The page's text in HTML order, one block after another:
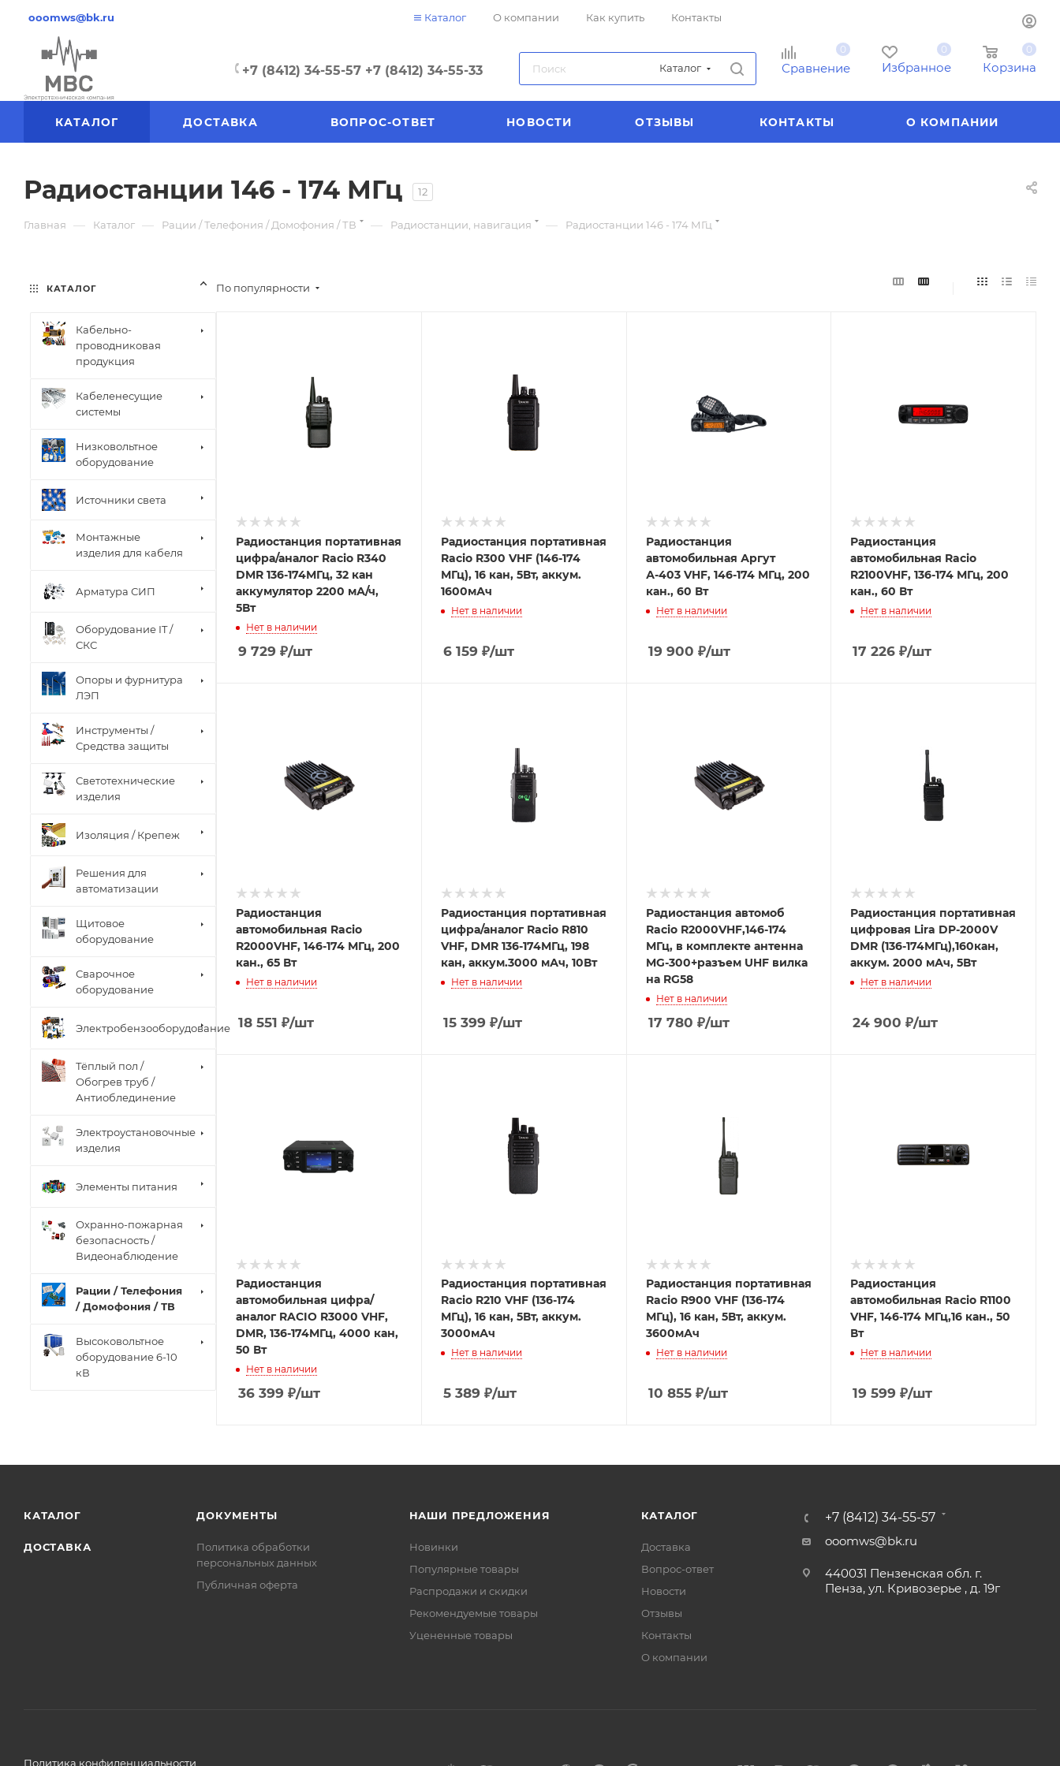
ooomws@bk.ru Каталог О компании Как купить Контакты
+7 (8412) 34-55-57 +7 (8412) 34-55-33 Каталог
0
Сравнение
0
Избранное
0
Корзина
КАТАЛОГ ДОСТАВКА ВОПРОС-ОТВЕТ НОВОСТИ ОТЗЫВЫ КОНТАКТЫ О КОМПАНИИ
Радиостанции 146 - 174 МГц 12
Главная — Каталог — Рации / Телефония / Домофония / ТВ — Радиостанции, навигация — Радиостанции 146 - 174 МГц
По популярности
Радиостанция портативная
цифра/аналог Racio R340
DMR 136-174МГц, 32 кан
аккумулятор 2200 мА/ч,
5Вт
Нет в наличии
9 729 ₽/шт
Радиостанция портативная
Racio R300 VHF (146-174
МГц), 16 кан, 5Вт, аккум.
1600мАч
Нет в наличии
6 159 ₽/шт
Радиостанция
автомобильная Аргут
А-403 VHF, 146-174 МГц, 200
кан., 60 Вт
Нет в наличии
19 900 ₽/шт
Радиостанция
автомобильная Racio
R2100VHF, 136-174 МГц, 200
кан., 60 Вт
Нет в наличии
17 226 ₽/шт
Радиостанция
автомобильная Racio
R2000VHF, 146-174 МГц, 200
кан., 65 Вт
Нет в наличии
18 551 ₽/шт
Радиостанция портативная
цифра/аналог Racio R810
VHF, DMR 136-174МГц, 198
кан, аккум.3000 мАч, 10Вт
Нет в наличии
15 399 ₽/шт
Радиостанция автомоб
Racio R2000VHF,146-174
МГц, в комплекте антенна
MG-300+разъем UHF вилка
на RG58
Нет в наличии
17 780 ₽/шт
Радиостанция портативная
цифровая Lira DP-2000V
DMR (136-174МГц),160кан,
аккум. 2000 мАч, 5Вт
Нет в наличии
24 900 ₽/шт
Радиостанция
автомобильная цифра/
аналог RACIO R3000 VHF,
DMR, 136-174МГц, 4000 кан,
50 Вт
Нет в наличии
36 399 ₽/шт
Радиостанция портативная
Racio R210 VHF (136-174
МГц), 16 кан, 5Вт, аккум.
3000мАч
Нет в наличии
5 389 ₽/шт
Радиостанция портативная
Racio R900 VHF (136-174
МГц), 16 кан, 5Вт, аккум.
3600мАч
Нет в наличии
10 855₽/шт
Радиостанция
автомобильная Racio R1100
VHF, 146-174 МГц,16 кан., 50
Вт
Нет в наличии
19 599 ₽/шт
КАТАЛОГ
Кабельно-
проводниковая
продукция
Кабеленесущие
системы
Низковольтное
оборудование
Источники света
Монтажные
изделия для кабеля
Арматура СИП
Оборудование IT /
СКС
Опоры и фурнитура
ЛЭП
Инструменты /
Средства защиты
Светотехнические
изделия
Изоляция / Крепеж
Решения для
автоматизации
Щитовое
оборудование
Сварочное
оборудование
Электробензооборудование
Тёплый пол /
Обогрев труб /
Антиоблединение
Электроустановочные
изделия
Элементы питания
Охранно-пожарная
безопасность /
Видеонаблюдение
Рации / Телефония
/ Домофония / ТВ
Высоковольтное
оборудование 6-10
кВ
КАТАЛОГ
ДОСТАВКА
ДОКУМЕНТЫ
Политика обработки
персональных данных
Публичная оферта
НАШИ ПРЕДЛОЖЕНИЯ
Новинки
Популярные товары
Распродажи и скидки
Рекомендуемые товары
Уцененные товары
КАТАЛОГ
Доставка
Вопрос-ответ
Новости
Отзывы
Контакты
О компании
+7 (8412) 34-55-57
ooomws@bk.ru
440031 Пензенская обл. г.
Пенза, ул. Кривозерье , д. 19г
Политика конфиденциальности